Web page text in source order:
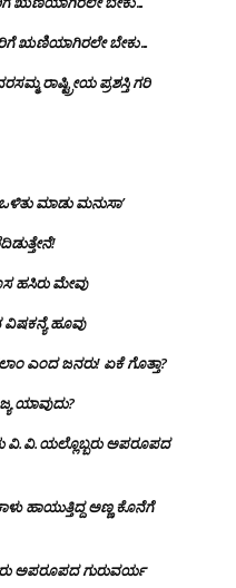
ಋಣಿಯಾಗಿರಲೇ ಬೇಕು…
ರಾಷ್ಟ್ರೀಯ ಪ್ರಶಸ್ತಿ ಗರಿ
ಮಾಡು ಮನುಸಾ’
ಹಸಿರು ಮೇವು
ಹೂವು
ಎಂದ ಜನರು! ಏಕೆ ಗೊತ್ತಾ?
ಯಾವುದು?
ವಿ.ವಿ.ಯಲ್ಲೊಬ್ಬರು ಅಪರೂಪದ
ಹಾಯುತ್ತಿದ್ದ ಅಣ್ಣ ಕೊನೆಗೆ
ಅಪರೂಪದ ಗುರುವರ್ಯ